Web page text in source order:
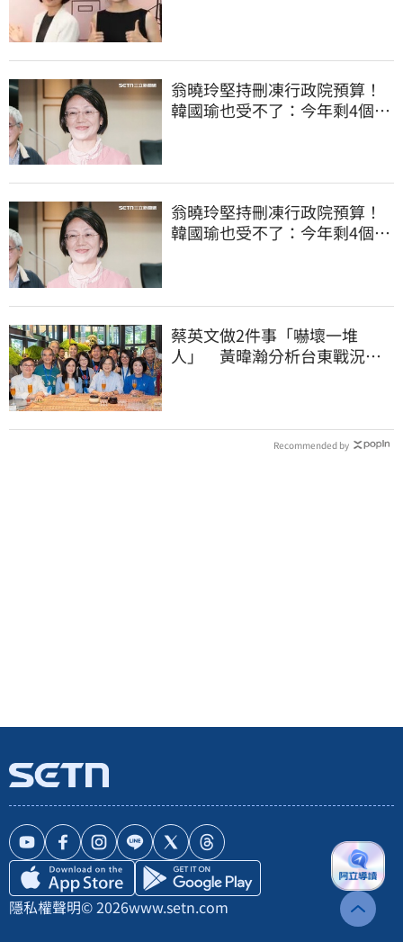
翁曉玲堅持刪凍行政院預算！
韓國瑜也受不了：今年剩4個月
翁曉玲堅持刪凍行政院預算！
韓國瑜也受不了：今年剩4個月
蔡英文做2件事「嚇壞一堆
人」 黃暐瀚分析台東戰況：
Recommended by
隱私權聲明© 2026www.setn.com